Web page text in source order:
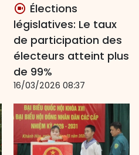
Élections
législatives: Le taux
de participation des
électeurs atteint plus
de 99%
16/03/2026 08:37